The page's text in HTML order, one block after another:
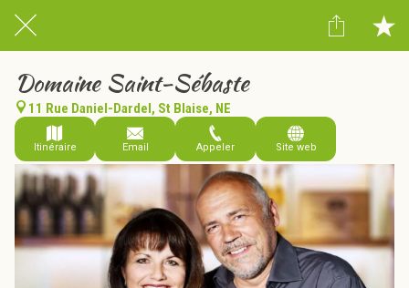
Domaine Saint-Sébaste
11 Rue Daniel-Dardel, St Blaise, NE
Itinéraire Email Appeler Site web